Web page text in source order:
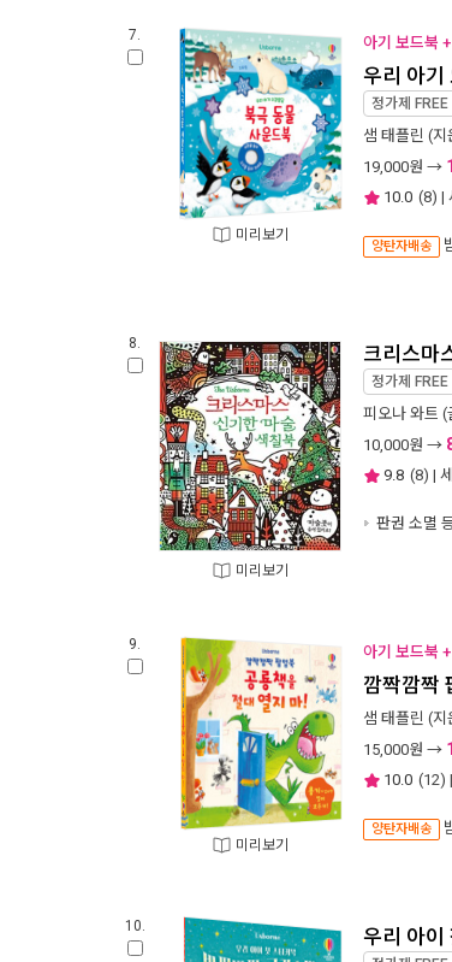
7.
미리보기
아기 보드북
우리 아기
정가제 FREE
샘 태플린 (지
19,000원 →
10.0 (8) |
양탄자배송
8.
미리보기
크리스마
정가제 FREE
피오나 와트 (
10,000원 →
9.8 (8) |
판권 소멸
9.
미리보기
아기 보드북
깜짝깜짝
샘 태플린 (지
15,000원 →
10.0 (12)
양탄자배송
10. 우리 아이